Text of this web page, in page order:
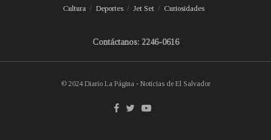
Cultura
Deportes Jet Set Curiosidades
Contáctanos: 2246-0616
© 2024 Diario La Página - Noticias de El Salvador